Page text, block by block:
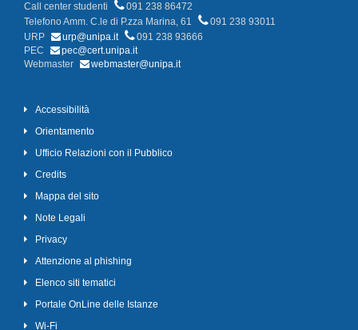
Call center studenti
091 238 86472
Telefono Amm. C.le di P.zza Marina, 61
091 238 93011
URP
urp@unipa.it
091 238 93666
PEC
pec@cert.unipa.it
Webmaster
webmaster@unipa.it
Accessibilità
Orientamento
Ufficio Relazioni con il Pubblico
Credits
Mappa del sito
Note Legali
Privacy
Attenzione al phishing
Elenco siti tematici
Portale OnLine delle Istanze
Wi-Fi